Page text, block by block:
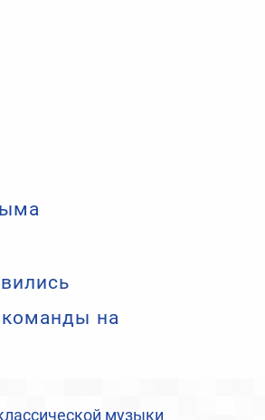
команды на
музыки